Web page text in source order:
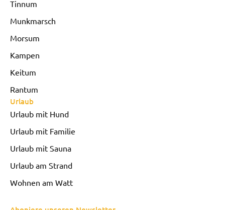
Tinnum
Munkmarsch
Morsum
Kampen
Keitum
Rantum
Urlaub
Urlaub mit Hund
Urlaub mit Familie
Urlaub mit Sauna
Urlaub am Strand
Wohnen am Watt